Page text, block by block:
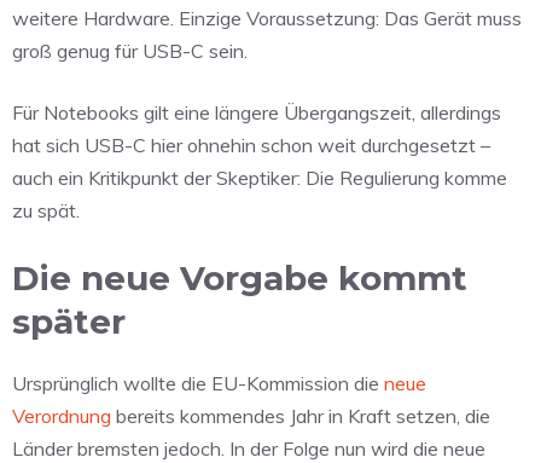
weitere Hardware. Einzige Voraussetzung: Das Gerät muss
groß genug für USB-C sein.
Für Notebooks gilt eine längere Übergangszeit, allerdings
hat sich USB-C hier ohnehin schon weit durchgesetzt –
auch ein Kritikpunkt der Skeptiker: Die Regulierung komme
zu spät.
Die neue Vorgabe kommt
später
Ursprünglich wollte die EU-Kommission die neue
Verordnung bereits kommendes Jahr in Kraft setzen, die
Länder bremsten jedoch. In der Folge nun wird die neue